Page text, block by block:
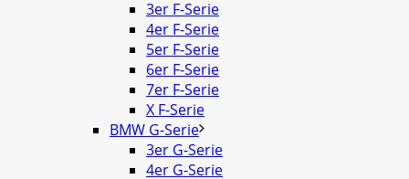
3er F-Serie
4er F-Serie
5er F-Serie
6er F-Serie
7er F-Serie
X F-Serie
BMW G-Serie
3er G-Serie
4er G-Serie